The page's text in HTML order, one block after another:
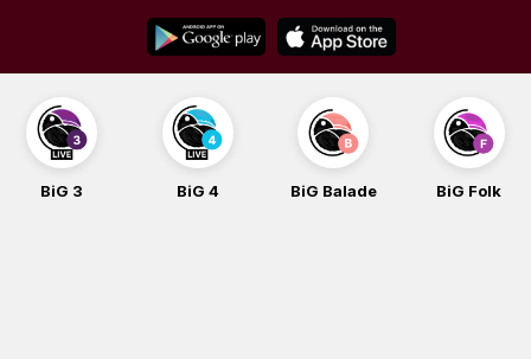
content
BiG 3 BiG 4 BiG Balade BiG Folk